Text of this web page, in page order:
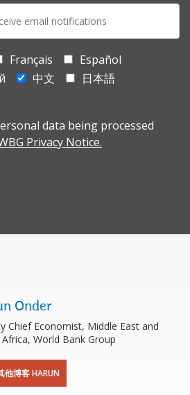
Français
Español
中文
日本語
data being processed
Privacy Notice.
Onder
Chief Economist, Middle East and
World Bank Group
他博客 HARUN